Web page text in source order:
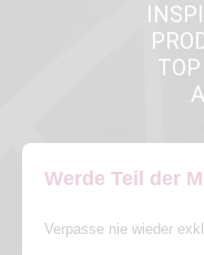
Werde Teil der
Verpasse nie wieder